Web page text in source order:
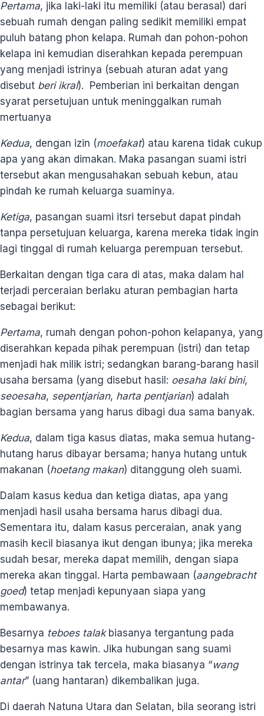
Pertama, jika laki-laki itu memiliki (atau berasal) dari
sebuah rumah dengan paling sedikit memiliki empat
puluh batang phon kelapa. Rumah dan pohon-pohon
kelapa ini kemudian diserahkan kepada perempuan
yang menjadi istrinya (sebuah aturan adat yang
disebut beri ikral). Pemberian ini berkaitan dengan
syarat persetujuan untuk meninggalkan rumah
mertuanya
Kedua, dengan izin (moefakat) atau karena tidak cukup
apa yang akan dimakan. Maka pasangan suami istri
tersebut akan mengusahakan sebuah kebun, atau
pindah ke rumah keluarga suaminya.
Ketiga, pasangan suami itsri tersebut dapat pindah
tanpa persetujuan keluarga, karena mereka tidak ingin
lagi tinggal di rumah keluarga perempuan tersebut.
Berkaitan dengan tiga cara di atas, maka dalam hal
terjadi perceraian berlaku aturan pembagian harta
sebagai berikut:
Pertama, rumah dengan pohon-pohon kelapanya, yang
diserahkan kepada pihak perempuan (istri) dan tetap
menjadi hak milik istri; sedangkan barang-barang hasil
usaha bersama (yang disebut hasil: oesaha laki bini,
seoesaha, sepentjarian, harta pentjarian) adalah
bagian bersama yang harus dibagi dua sama banyak.
Kedua, dalam tiga kasus diatas, maka semua hutang-
hutang harus dibayar bersama; hanya hutang untuk
makanan (hoetang makan) ditanggung oleh suami.
Dalam kasus kedua dan ketiga diatas, apa yang
menjadi hasil usaha bersama harus dibagi dua.
Sementara itu, dalam kasus perceraian, anak yang
masih kecil biasanya ikut dengan ibunya; jika mereka
sudah besar, mereka dapat memilih, dengan siapa
mereka akan tinggal. Harta pembawaan (aangebracht
goed) tetap menjadi kepunyaan siapa yang
membawanya.
Besarnya teboes talakbiasanya tergantung pada
besarnya mas kawin. Jika hubungan sang suami
dengan istrinya tak tercela, maka biasanya “wang
antar” (uang hantaran) dikembalikan juga.
Di daerah Natuna Utara dan Selatan, bila seorang istri